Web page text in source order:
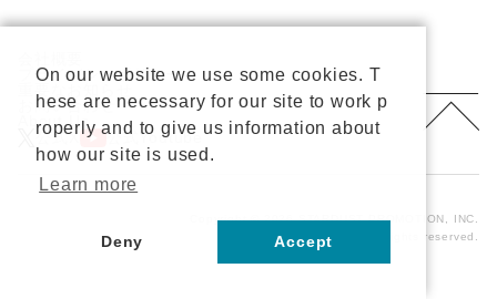
プライバシーポリシー
お問い合わせ
About Us
公式X
公式Youtube
Copyright © 2026 STARDUST PROMOTION, INC.
All rights reserved.
On our website we use some cookies. T
hese are necessary for our site to work p
roperly and to give us information about
how our site is used.
Learn more
Deny Accept